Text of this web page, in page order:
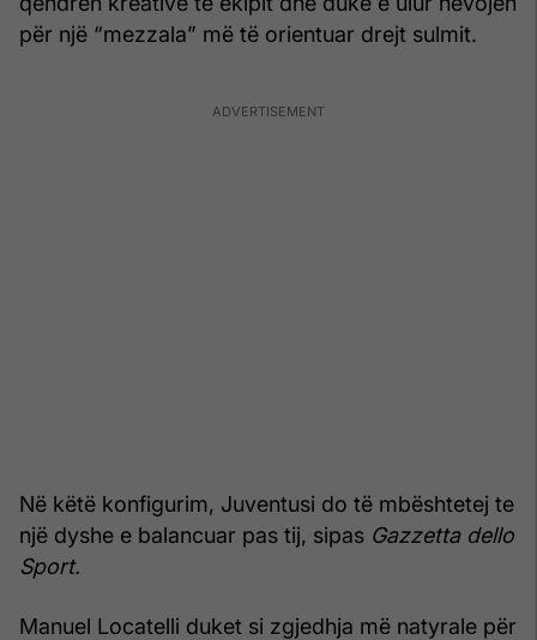
për një “mezzala” më të orientuar drejt sulmit.
Në këtë konfigurim, Juventusi do të mbështetej te
një dyshe e balancuar pas tij, sipas Gazzetta dello
Sport.
Manuel Locatelli duket si zgjedhja më natyrale për